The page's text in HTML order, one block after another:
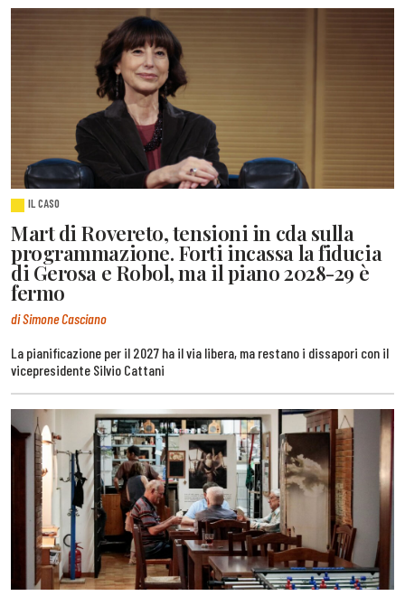
IL CASO
Mart di Rovereto, tensioni in cda sulla
programmazione. Forti incassa la fiducia
di Gerosa e Robol, ma il piano 2028-29 è
fermo
di Simone Casciano
La pianificazione per il 2027 ha il via libera, ma restano i dissapori con il
vicepresidente Silvio Cattani